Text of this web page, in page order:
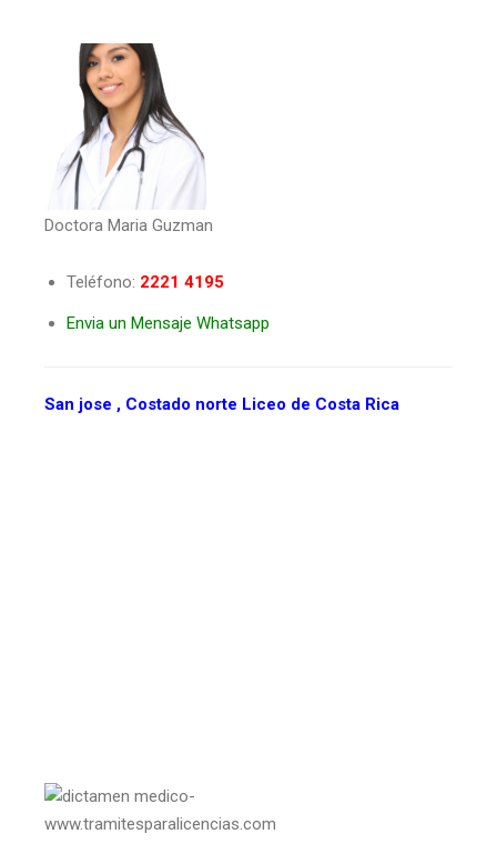
Doctora Maria Guzman
Teléfono: 2221 4195
Envia un Mensaje Whatsapp
San jose , Costado norte Liceo de Costa Rica